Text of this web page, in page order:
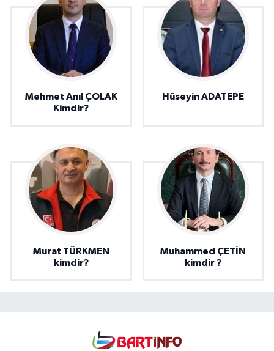
Mehmet Anıl ÇOLAK
Kimdir?
Hüseyin ADATEPE
Murat TÜRKMEN
kimdir?
Muhammed ÇETİN
kimdir ?